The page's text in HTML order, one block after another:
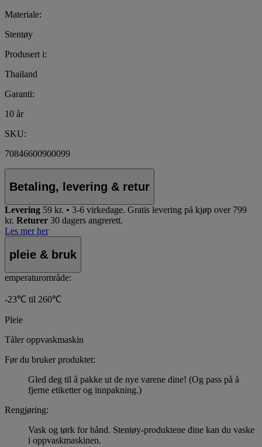
Materiale:
Stentøy
Produsert i:
Thailand
Garanti:
10 år
SKU:
70846600900099
Betaling, levering & retur
Levering 59 kr. • 3-6 virkedage. Gratis levering på kjøp over 799
kr. Returer 30 dagers angrerett.
Les mer her
pleie & bruk
emperaturområde:
-23℃ til 260℃
Pleie
Tåler oppvaskmaskin
Før du bruker produktet:
Gled deg til å pakke ut de nye varene dine! (Og pass på å
fjerne etiketter og innpakning.)
Rengjøring:
Vask og tørk for hånd. Stentøy-produktene dine kan du vaske
i oppvaskmaskinen.